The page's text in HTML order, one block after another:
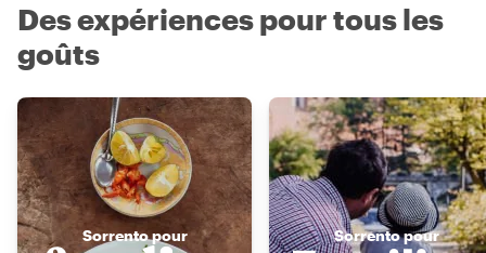
Des expériences pour tous les
goûts
Sorrento pour Sorrento pour